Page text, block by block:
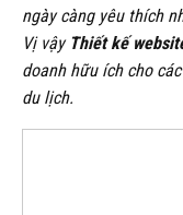
ngày càng yêu thích
Vị vậy Thiết kế
doanh hữu ích cho
du lịch.